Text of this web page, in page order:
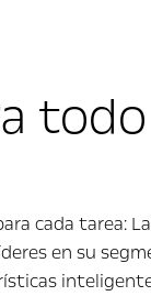
cada tarea:
en su